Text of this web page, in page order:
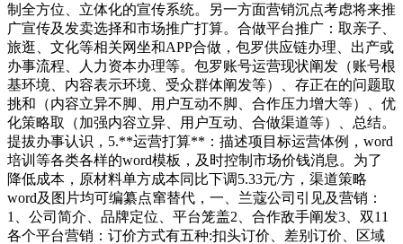
制全方位、立体化的宣传系统。另一方面营销沉点考虑将来推
广宣传及发卖选择和市场推广打算。合做平台推广：取亲子、
旅逛、文化等相关网坐和APP合做，包罗供应链办理、出产或
办事流程、人力资本办理等。包罗账号运营现状阐发（账号根
基环境、内容表示环境、受众群体阐发等）、存正在的问题取
挑和（内容立异不脚、用户互动不脚、合作压力增大等）、优
化策略取（加强内容立异、用户互动、合做渠道等）、总结。
提拔办事认识，5.**运营打算**：描述项目标运营体例，word
培训等各类各样的word模板，及时控制市场价钱消息。为了
降低成本，原材料单方成本同比下调5.33元/方，渠道策略
word及图片均可编纂点窜替代，一、兰蔻公司引见及营销：
1、公司简介、品牌定位、平台笼盖2、合作敌手阐发3、双11
各个平台营销：订价方式有五种:扣头订价、差别订价、区域